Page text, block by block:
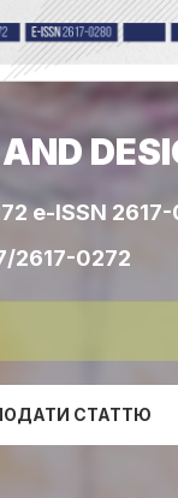
e-ISSN
2617-0272
СТАТТЮ